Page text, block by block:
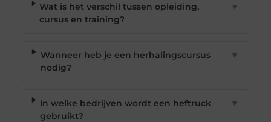
Wat is het verschil tussen opleiding,
cursus en training?
▼
Wanneer heb je een herhalingscursus
nodig?
▼
In welke bedrijven wordt een heftruck
gebruikt?
▼